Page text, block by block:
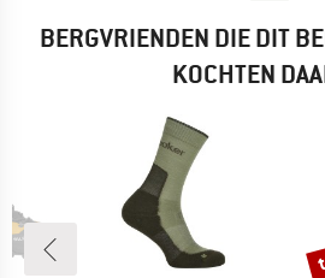
BERGVRIENDEN DIE DIT
KOCHTEN